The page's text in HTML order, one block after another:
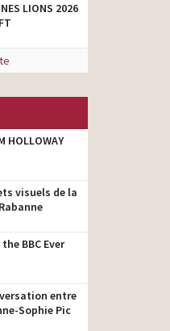
LIONS 2026
HOLLOWAY
visuels de la
BBC Ever
entre
Sophie Pic